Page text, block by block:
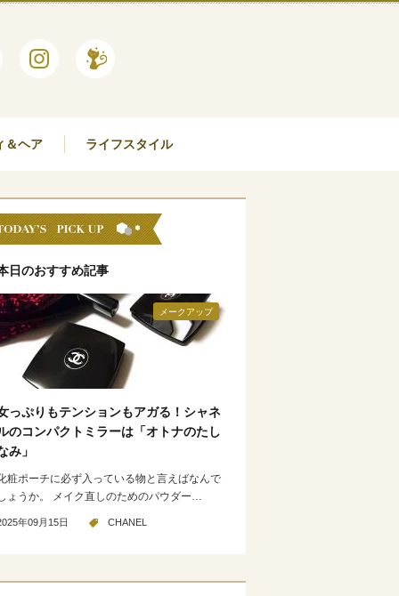
＆ヘア ライフスタイル
日のおすすめ記事
メークアップ
っぷりもテンションもアガる！シャネ
のコンパクトミラーは「オトナのたし
み」
粧ポーチに必ず入っている物と言えばなんで
ょうか。 メイク直しのためのパウダー…
年09月15日 CHANEL